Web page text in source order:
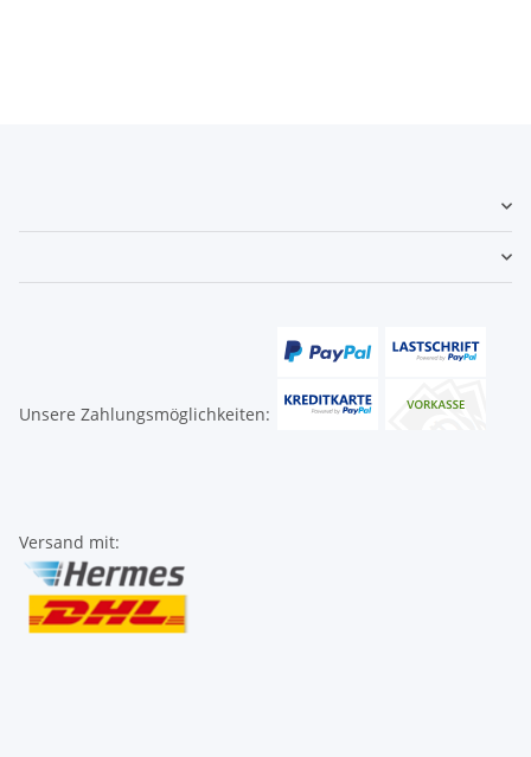
Unsere Zahlungsmöglichkeiten:
Versand mit: